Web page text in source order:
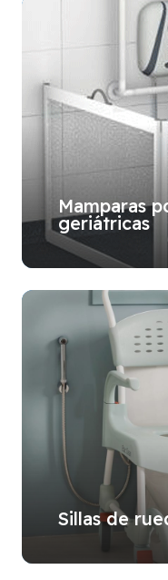
Mamparas
geriátricas
Sillas de